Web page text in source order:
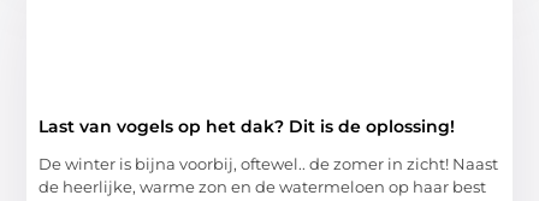
Last van vogels op het dak? Dit is de oplossing!
De winter is bijna voorbij, oftewel.. de zomer in zicht! Naast
de heerlijke, warme zon en de watermeloen op haar best